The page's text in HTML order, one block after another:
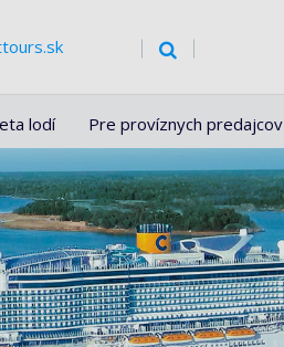
lodí Pre províznych predajcov